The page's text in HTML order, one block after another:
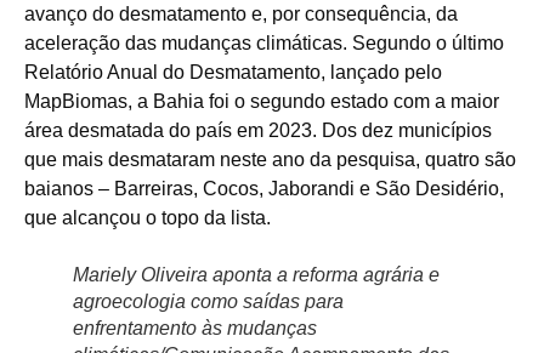
avanço do desmatamento e, por consequência, da
aceleração das mudanças climáticas. Segundo o último
Relatório Anual do Desmatamento, lançado pelo
MapBiomas, a Bahia foi o segundo estado com a maior
área desmatada do país em 2023. Dos dez municípios
que mais desmataram neste ano da pesquisa, quatro são
baianos – Barreiras, Cocos, Jaborandi e São Desidério,
que alcançou o topo da lista.
Mariely Oliveira aponta a reforma agrária e
agroecologia como saídas para
enfrentamento às mudanças